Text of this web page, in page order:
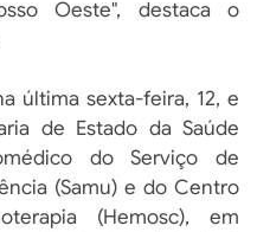
Oeste", destaca o
última sexta-feira, 12, e
de Estado da Saúde
do Serviço de
(Samu) e do Centro
(Hemosc), em